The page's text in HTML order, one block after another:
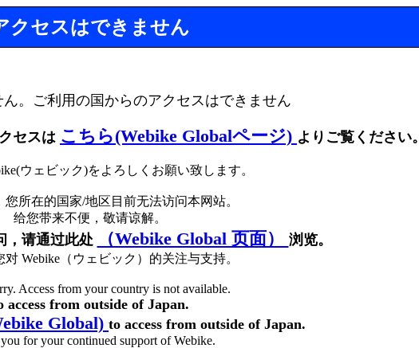
クセスはできません
。ご利用の国からのアクセスはできません
セスは こちら(Webike Globalページ) よりご覧ください。
ウェビック)をよろしくお願い致します。
您所在的国家/地区目前无法访问本网站。
给您带来不便，敬请谅解。
，请通过此处 （Webike Global 页面） 浏览。
Webike（ウェビック）的关注与支持。
Access from your country is not available.
access from outside of Japan.
Global) to access from outside of Japan.
for your continued support of Webike.